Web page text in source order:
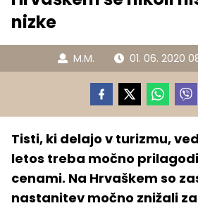
nizke
M.M. 01. 06. 2020
Tisti, ki delajo v turizmu,
letos treba močno
cenami. Na Hrvaškem so
nastanitev močno znižali